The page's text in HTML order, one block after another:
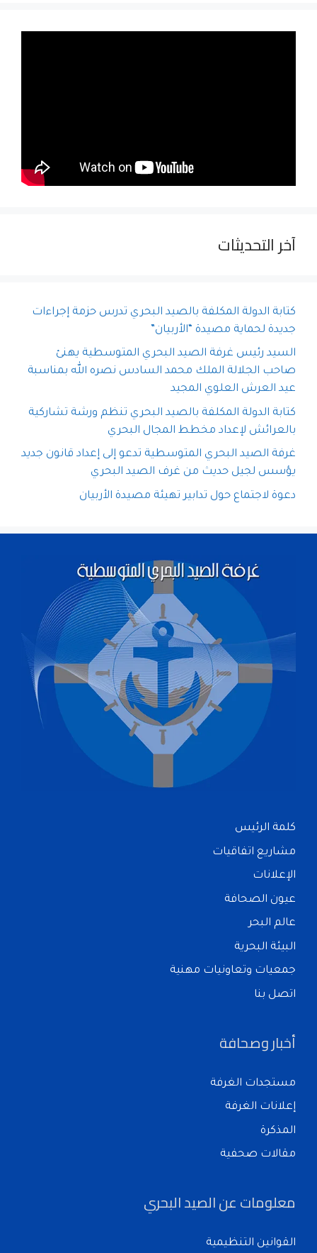
آخر التحديثات
كتابة الدولة المكلفة بالصيد البحري تدرس حزمة إجراءات
جديدة لحماية مصيدة “الأربيان”
السيد رئيس غرفة الصيد البحري المتوسطية يهنئ
صاحب الجلالة الملك محمد السادس نصره الله بمناسبة
عيد العرش العلوي المجيد
كتابة الدولة المكلفة بالصيد البحري تنظم ورشة تشاركية
بالعرائش لإعداد مخطط المجال البحري
غرفة الصيد البحري المتوسطية تدعو إلى إعداد قانون جديد
يؤسس لجيل حديث من غرف الصيد البحري
دعوة لاجتماع حول تدابير تهيئة مصيدة الأربيان
كلمة الرئيس
مشاريع اتفاقيات
الإعلانات
عيون الصحافة
عالم البحر
البيئة البحرية
جمعيات وتعاونيات مهنية
اتصل بنا
أخبار وصحافة
مستجدات الغرفة
إعلانات الغرفة
المذكرة
مقالات صحفية
معلومات عن الصيد البحري
القوانين التنظيمية